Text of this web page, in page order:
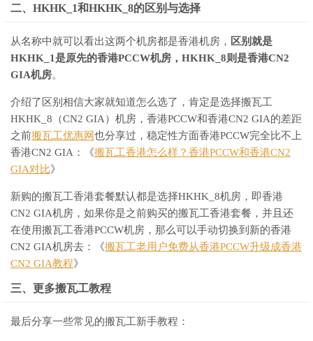
二、HKHK_1和HKHK_8的区别与选择
从名称中就可以看出这两个机房都是香港机房， 区别就是
HKHK_1是原先的香港PCCW机房，HKHK_8则是香港CN2
GIA机房。
介绍了区别相信大家就知道怎么选了，肯定是选择搬瓦工
HKHK_8（CN2 GIA）机房，香港PCCW和香港CN2 GIA的差距
之前搬瓦工优惠网也分享过，稳定性方面香港PCCW完全比不上
香港CN2 GIA：《搬瓦工香港怎么样？香港PCCW和香港CN2
GIA对比》
新购的搬瓦工香港套餐默认都是选择HKHK_8机房，即香港
CN2 GIA机房，如果你是之前购买的搬瓦工香港套餐，并且还
在使用搬瓦工香港PCCW机房，那么可以手动切换到新的香港
CN2 GIA机房去：《搬瓦工老用户免费从香港PCCW升级成香港
CN2 GIA教程》
三、更多搬瓦工教程
最后分享一些常见的搬瓦工新手教程：